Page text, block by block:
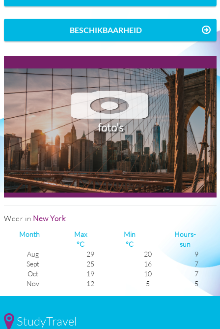
BESCHIKBAARHEID
foto's
Weer in New York
Month
Max
°C
Min
°C
Hours-
sun
Aug
29 20
9
Sept
25 16
7
Oct
19 10
7
Nov
12 5
5
Mar
StudyTravel